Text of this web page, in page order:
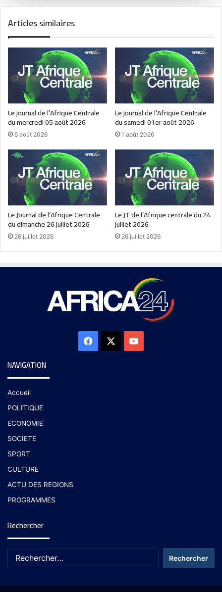
Articles similaires
Le journal de l’Afrique Centrale
du mercredi 05 août 2026
5 août 2026
Le journal de l’Afrique Centrale
du samedi 01er août 2026
1 août 2026
Le Journal de l’Afrique Centrale
du dimanche 26 juillet 2026
26 juillet 2026
Le JT de l’Afrique centrale du 24
juillet 2026
26 juillet 2026
NAVIGATION
Accueil
POLITIQUE
ECONOMIE
SOCIETE
SPORT
CULTURE
ACTU DES REGIONS
PROGRAMMES
Rechercher